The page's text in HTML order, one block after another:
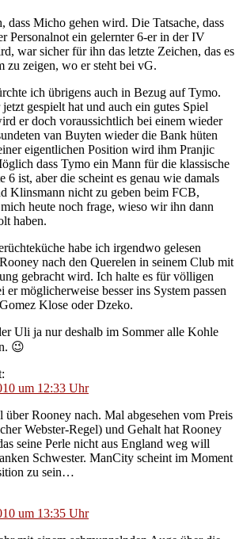
dass Micho gehen wird. Die Tatsache, dass
Personalnot ein gelernter 6-er in der IV
war sicher für ihn das letzte Zeichen, das es
zu zeigen, wo er steht bei vG.
ich übrigens auch in Bezug auf Tymo.
gespielt hat und auch ein gutes Spiel
er doch voraussichtlich bei einem wieder
van Buyten wieder die Bank hüten
eigentlichen Position wird ihm Pranjic
dass Tymo ein Mann für die klassische
6 ist, aber die scheint es genau wie damals
Klinsmann nicht zu geben beim FCB,
heute noch frage, wieso wir ihn dann
haben.
habe ich irgendwo gelesen
nach den Querelen in seinem Club mit
gebracht wird. Ich halte es für völligen
er möglicherweise besser ins System passen
Klose oder Dzeko.
Uli ja nur deshalb im Sommer alle Kohle
😉
um 12:33 Uhr
über Rooney nach. Mal abgesehen vom Preis
Webster-Regel) und Gehalt hat Rooney
seine Perle nicht aus England weg will
Schwester. ManCity scheint im Moment
zu sein…
um 13:35 Uhr